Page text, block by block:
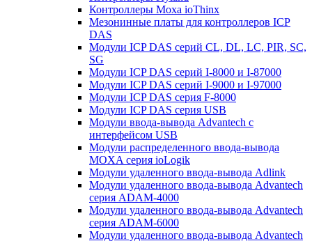
Контроллеры Moxa ioThinx
Мезонинные платы для контроллеров ICP
DAS
Модули ICP DAS серий CL, DL, LC, PIR, SC,
SG
Модули ICP DAS серий I-8000 и I-87000
Модули ICP DAS серий I-9000 и I-97000
Модули ICP DAS серия F-8000
Модули ICP DAS серия USB
Модули ввода-вывода Advantech с
интерфейсом USB
Модули распределенного ввода-вывода
MOXA серия ioLogik
Модули удаленного ввода-вывода Adlink
Модули удаленного ввода-вывода Advantech
серия ADAM-4000
Модули удаленного ввода-вывода Advantech
серия ADAM-6000
Модули удаленного ввода-вывода Advantech